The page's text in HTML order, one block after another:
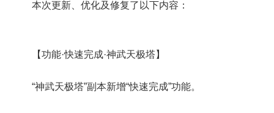
本次更新、优化及修复了以下内容：
【功能·快速完成·神武天极塔】
“神武天极塔”副本新增“快速完成”功能。